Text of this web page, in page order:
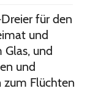
für den
und
und
und
zum Flüchten